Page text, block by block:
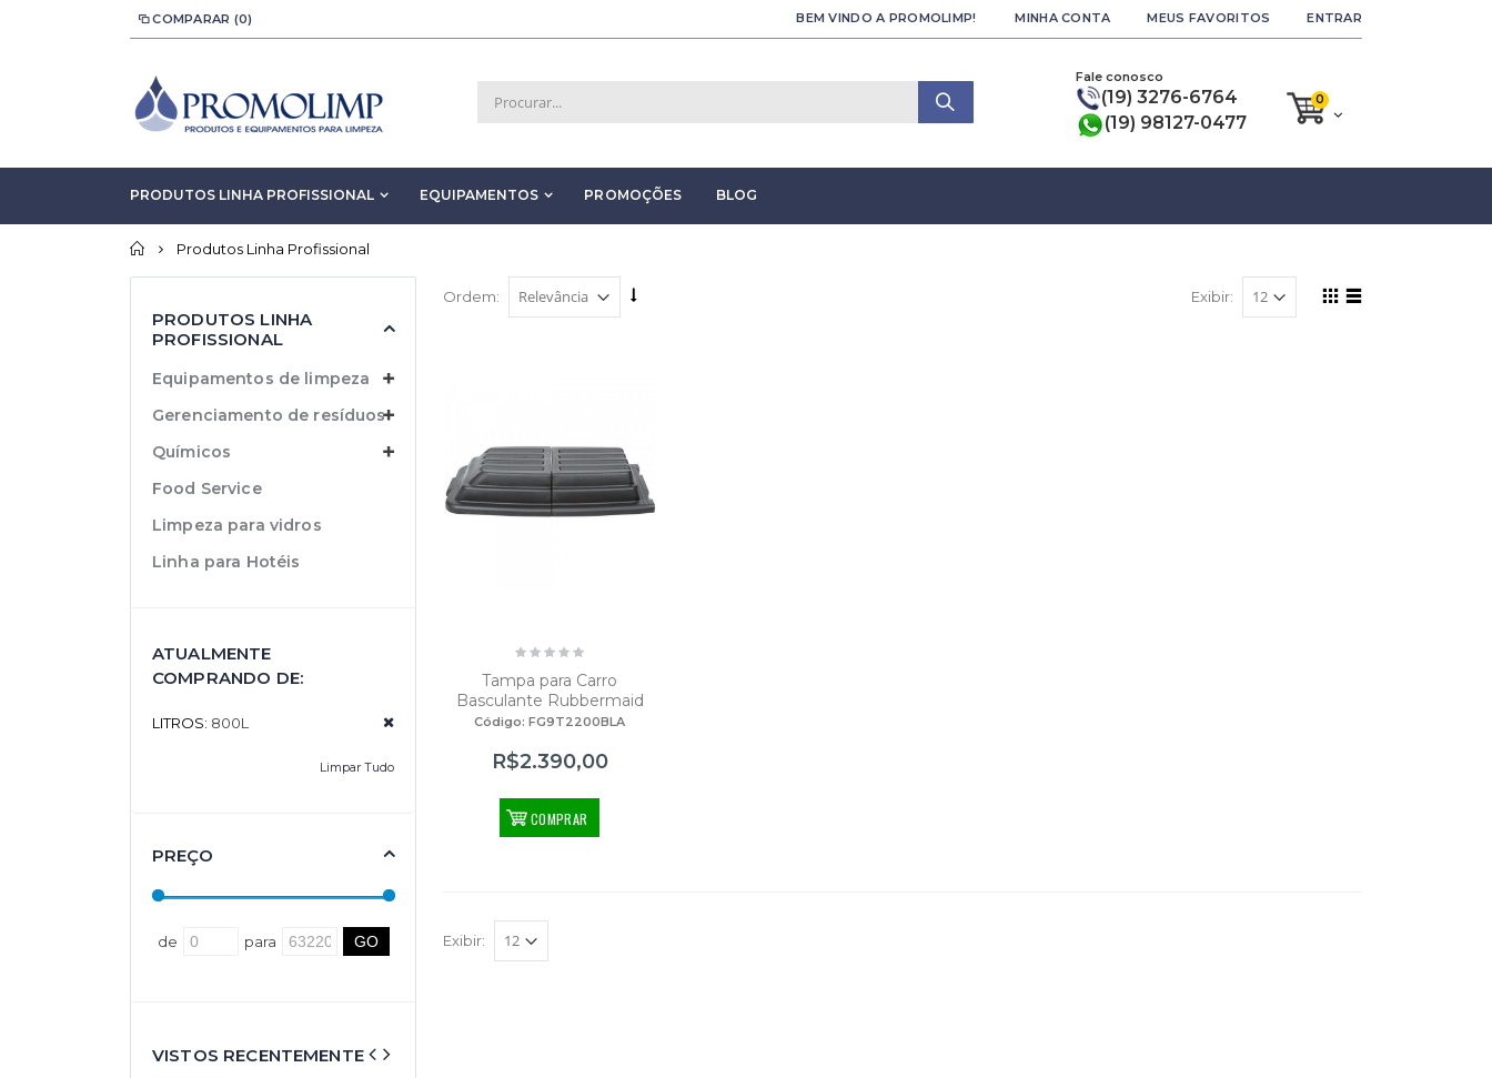
COMPARAR (0) MINHA CONTA MEUS FAVORITOS ENTRAR
BEM VINDO A PROMOLIMP!
Fale conosco
(19) 3276-6764
(19) 98127-0477
0
PRODUTOS LINHA PROFISSIONAL EQUIPAMENTOS PROMOÇÕES BLOG
Início
Produtos Linha Profissional
Ordem: Exibir:
Tampa para Carro
Basculante Rubbermaid
Código: FG9T2200BLA
R$2.390,00
COMPRAR
Exibir:
PRODUTOS LINHA
PROFISSIONAL
Equipamentos de limpeza
Gerenciamento de resíduos
Químicos
Food Service
Limpeza para vidros
Linha para Hotéis
ATUALMENTE
COMPRANDO DE:
LITROS: 800L
Limpar Tudo
PREÇO
de para
VISTOS RECENTEMENTE